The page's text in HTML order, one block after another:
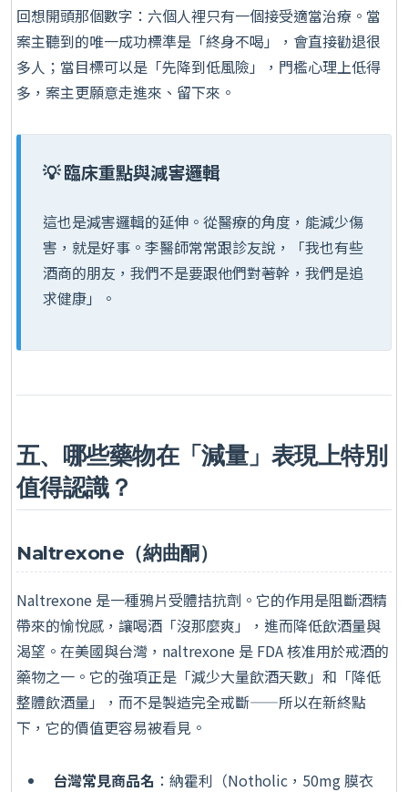
回想開頭那個數字：六個人裡只有一個接受適當治療。當
案主聽到的唯一成功標準是「終身不喝」，會直接勸退很
多人；當目標可以是「先降到低風險」，門檻心理上低得
多，案主更願意走進來、留下來。
💡 臨床重點與減害邏輯
這也是減害邏輯的延伸。從醫療的角度，能減少傷
害，就是好事。李醫師常常跟診友說，「我也有些
酒商的朋友，我們不是要跟他們對著幹，我們是追
求健康」。
五、哪些藥物在「減量」表現上特別
值得認識？
Naltrexone（納曲酮）
Naltrexone 是一種鴉片受體拮抗劑。它的作用是阻斷酒精
帶來的愉悅感，讓喝酒「沒那麼爽」，進而降低飲酒量與
渴望。在美國與台灣，naltrexone 是 FDA 核准用於戒酒的
藥物之一。它的強項正是「減少大量飲酒天數」和「降低
整體飲酒量」，而不是製造完全戒斷——所以在新終點
下，它的價值更容易被看見。
台灣常見商品名 ：納霍利（Notholic，50mg 膜衣